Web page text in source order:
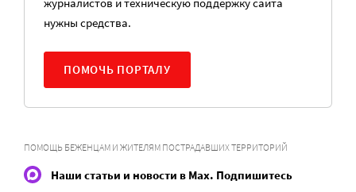
нужны средства.
ПОМОЧЬ ПОРТАЛУ
ПОМОЩЬ БЕЖЕНЦАМ И ЖИТЕЛЯМ ПОСТРАДАВШИХ ТЕРРИТОРИЙ
Наши статьи и новости в Max. Подпишитесь